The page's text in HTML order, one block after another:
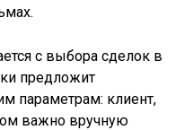
с выбора сделок в
предложит
параметрам: клиент,
важно вручную